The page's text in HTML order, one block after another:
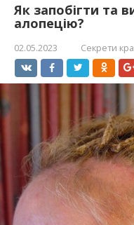
Як запобігти та
алопецію?
02.05.2023 Секрети